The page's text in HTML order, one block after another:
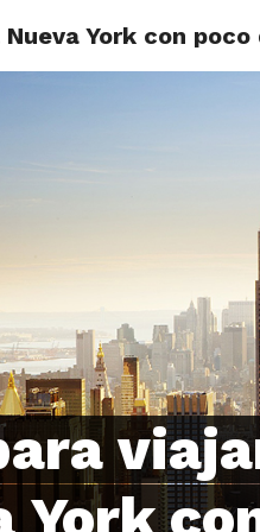
York con poco